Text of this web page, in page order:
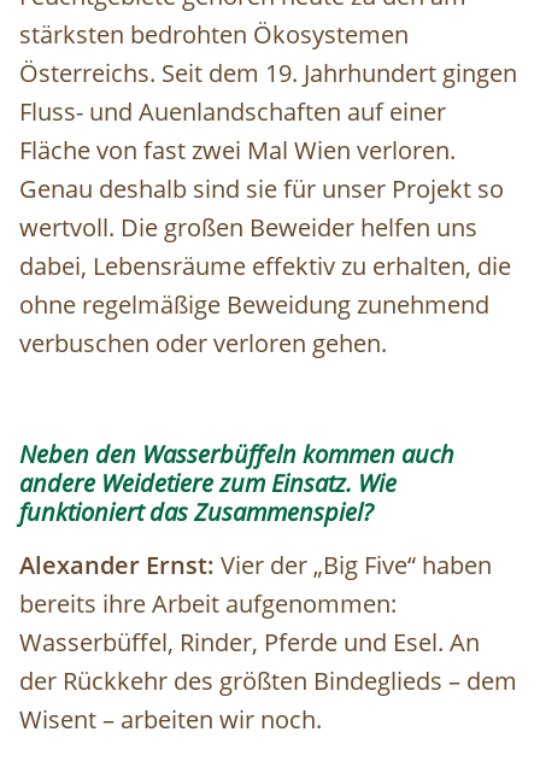
stärksten bedrohten Ökosystemen
Österreichs. Seit dem 19. Jahrhundert gingen
Fluss- und Auenlandschaften auf einer
Fläche von fast zwei Mal Wien verloren.
Genau deshalb sind sie für unser Projekt so
wertvoll. Die großen Beweider helfen uns
dabei, Lebensräume effektiv zu erhalten, die
ohne regelmäßige Beweidung zunehmend
verbuschen oder verloren gehen.
Neben den Wasserbüffeln kommen auch
andere Weidetiere zum Einsatz. Wie
funktioniert das Zusammenspiel?
Alexander Ernst: Vier der „Big Five“ haben
bereits ihre Arbeit aufgenommen:
Wasserbüffel, Rinder, Pferde und Esel. An
der Rückkehr des größten Bindeglieds – dem
Wisent – arbeiten wir noch.